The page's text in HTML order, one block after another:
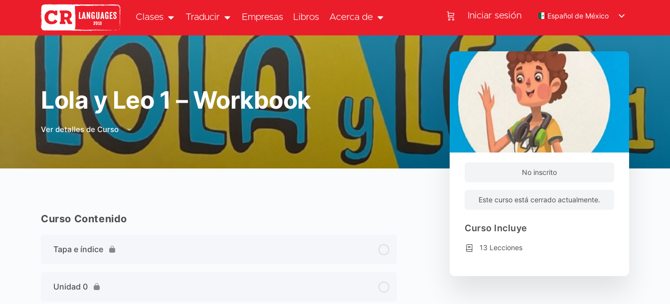
Clases Traducir Empresas Libros Acerca de Iniciar sesión Español de México
Lola y Leo 1 – Workbook
Ver detalles de Curso
Curso Contenido
Tapa e índice
Unidad 0
No inscrito
Este curso está cerrado actualmente.
Curso Incluye
13 Lecciones